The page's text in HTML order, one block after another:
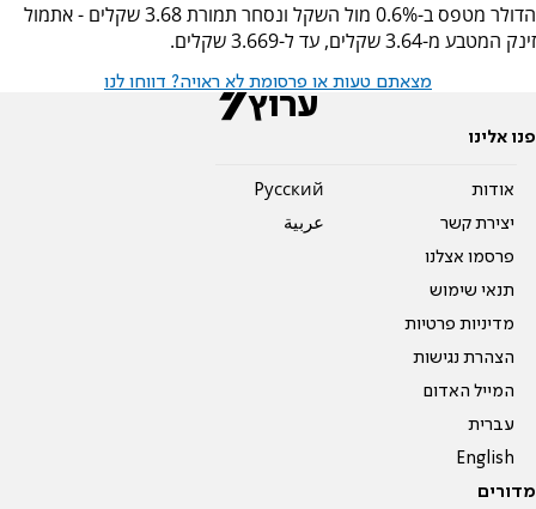
הדולר מטפס ב-0.6% מול השקל ונסחר תמורת 3.68 שקלים - אתמול
זינק המטבע מ-3.64 שקלים, עד ל-3.669 שקלים.
מצאתם טעות או פרסומת לא ראויה? דווחו לנו
פנו אלינו
אודות
יצירת קשר
פרסמו אצלנו
תנאי שימוש
מדיניות פרטיות
הצהרת נגישות
המייל האדום
עברית
English
Pусский
عربية
מדורים